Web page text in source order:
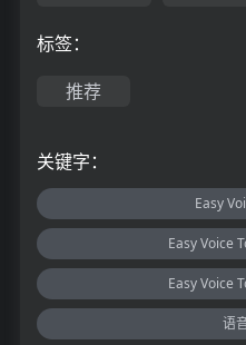
标签：
推荐
关键字：
Easy
Easy Voice
Easy Voice
语